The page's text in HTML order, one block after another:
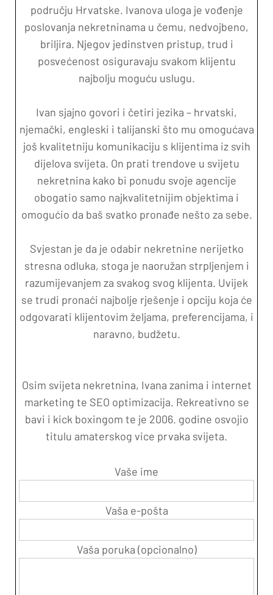
području Hrvatske. Ivanova uloga je vođenje
poslovanja nekretninama u čemu, nedvojbeno,
briljira. Njegov jedinstven pristup, trud i
posvećenost osiguravaju svakom klijentu
najbolju moguću uslugu.
Ivan sjajno govori i četiri jezika – hrvatski,
njemački, engleski i talijanski što mu omogućava
još kvalitetniju komunikaciju s klijentima iz svih
dijelova svijeta. On prati trendove u svijetu
nekretnina kako bi ponudu svoje agencije
obogatio samo najkvalitetnijim objektima i
omogućio da baš svatko pronađe nešto za sebe.
Svjestan je da je odabir nekretnine nerijetko
stresna odluka, stoga je naoružan strpljenjem i
razumijevanjem za svakog svog klijenta. Uvijek
se trudi pronaći najbolje rješenje i opciju koja će
odgovarati klijentovim željama, preferencijama, i
naravno, budžetu.
Osim svijeta nekretnina, Ivana zanima i internet
marketing te SEO optimizacija. Rekreativno se
bavi i kick boxingom te je 2006. godine osvojio
titulu amaterskog vice prvaka svijeta.
Vaše ime
Vaša e-pošta
Vaša poruka (opcionalno)